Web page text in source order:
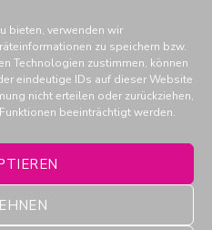
bieten, verwenden wir
zu speichern bzw.
Technologien zustimmen, können
eindeutige IDs auf dieser Website
nicht erteilen oder zurückziehen,
beeinträchtigt werden.